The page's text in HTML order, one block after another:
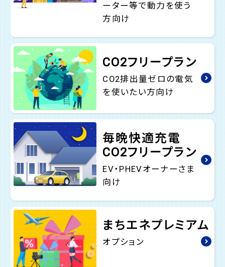
ーター等で動力を使う
方向け
CO2フリープラン
CO2排出量ゼロの電気
を使いたい方向け
毎晩快適充電
CO2フリープラン
EV・PHEVオーナーさま
向け
まちエネプレミアム
オプション